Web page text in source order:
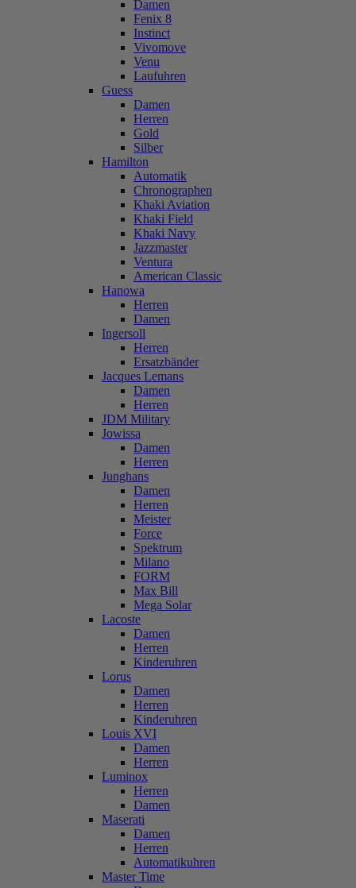
Damen
Fenix 8
Instinct
Vivomove
Venu
Laufuhren
Guess
Damen
Herren
Gold
Silber
Hamilton
Automatik
Chronographen
Khaki Aviation
Khaki Field
Khaki Navy
Jazzmaster
Ventura
American Classic
Hanowa
Herren
Damen
Ingersoll
Herren
Ersatzbänder
Jacques Lemans
Damen
Herren
JDM Military
Jowissa
Damen
Herren
Junghans
Damen
Herren
Meister
Force
Spektrum
Milano
FORM
Max Bill
Mega Solar
Lacoste
Damen
Herren
Kinderuhren
Lorus
Damen
Herren
Kinderuhren
Louis XVI
Damen
Herren
Luminox
Herren
Damen
Maserati
Damen
Herren
Automatikuhren
Master Time